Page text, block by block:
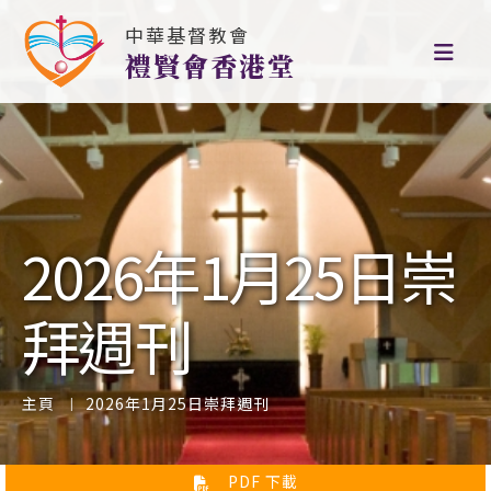
中華基督教會
禮賢會香港堂
2026年1月25日崇
拜週刊
主頁 2026年1月25日崇拜週刊
PDF 下載